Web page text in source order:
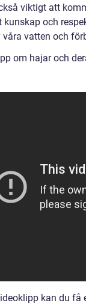
viktigt att
kunskap och
våra vatten och
om hajar och
kan du få